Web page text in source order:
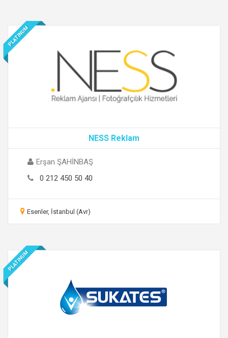
PLATINUM
NESS Reklam
Erşan ŞAHİNBAŞ
0 212 450 50 40
Esenler, İstanbul (Avr)
PLATINUM